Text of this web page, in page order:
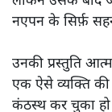
मोदी सरकार का
और ठहरे फैसलों के